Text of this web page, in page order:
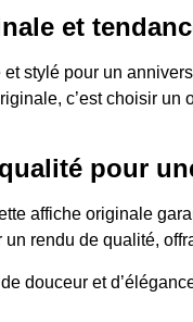
et
stylé pour un
c’est choisir un
pour
affiche originale
rendu de qualité,
douceur et